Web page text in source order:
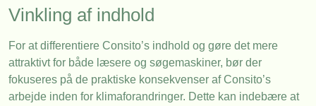
Vinkling af indhold
For at differentiere Consito’s indhold og gøre det mere
attraktivt for både læsere og søgemaskiner, bør der
fokuseres på de praktiske konsekvenser af Consito’s
arbejde inden for klimaforandringer. Dette kan indebære at